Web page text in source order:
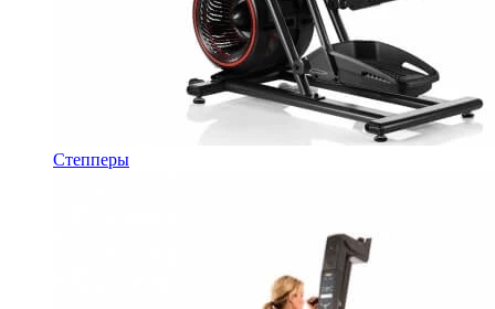
Степперы